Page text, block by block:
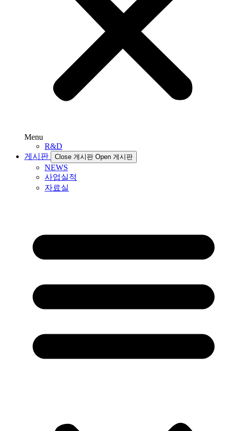
Menu
R&D
게시판
Close 게시판 Open 게시판
NEWS
사업실적
자료실